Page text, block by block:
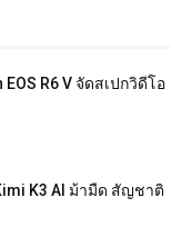
R6 V จัดสเปกวิดีโอ
K3 AI ม้ามืด สัญชาติ